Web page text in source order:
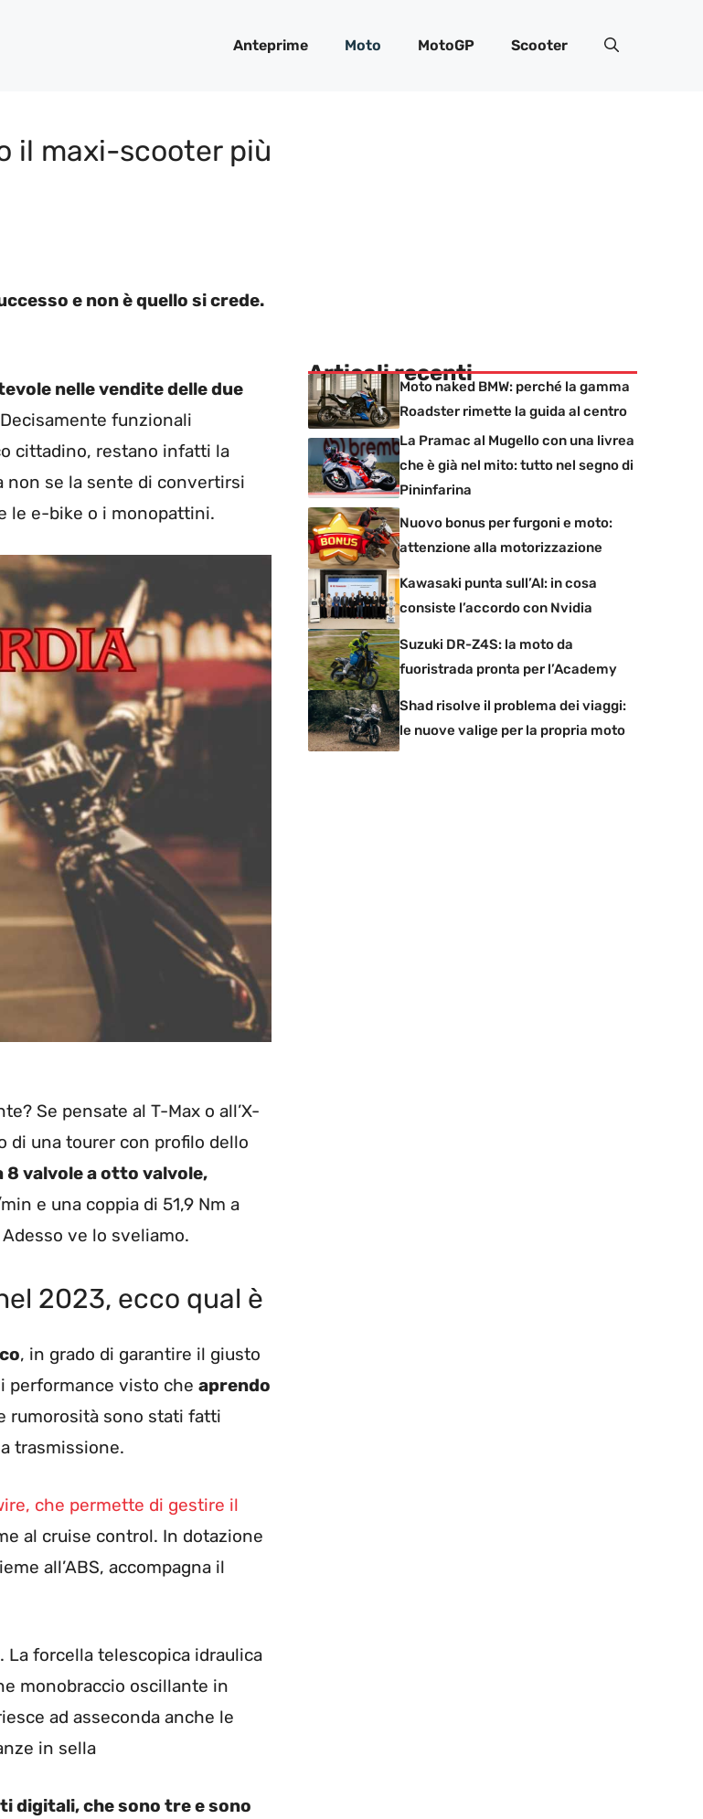
Anteprime Moto MotoGP Scooter
il maxi-scooter più
e non è quello si crede.
nelle vendite delle due
Decisamente funzionali
cittadino, restano infatti la
non se la sente di convertirsi
le e-bike o i monopattini.
Se pensate al T-Max o all’X-
di una tourer con profilo dello
8 valvole a otto valvole,
e una coppia di 51,9 Nm a
ve lo sveliamo.
2023, ecco qual è
, in grado di garantire il giusto
performance visto che aprendo
rumorosità sono stati fatti
trasmissione.
che permette di gestire il
al cruise control. In dotazione
all’ABS, accompagna il
forcella telescopica idraulica
monobraccio oscillante in
ad asseconda anche le
in sella
digitali, che sono tre e sono
Articoli recenti
Moto naked BMW: perché la gamma
Roadster rimette la guida al centro
La Pramac al Mugello con una livrea
che è già nel mito: tutto nel segno di
Pininfarina
Nuovo bonus per furgoni e moto:
attenzione alla motorizzazione
Kawasaki punta sull’AI: in cosa
consiste l’accordo con Nvidia
Suzuki DR-Z4S: la moto da
fuoristrada pronta per l’Academy
Shad risolve il problema dei viaggi:
le nuove valige per la propria moto